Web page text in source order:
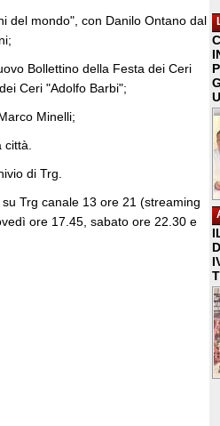
del mondo", con Danilo Ontano dal
Bollettino della Festa dei Ceri
Ceri "Adolfo Barbi";
Minelli;
di Trg.
Trg canale 13 ore 21 (streaming
ore 17.45, sabato ore 22.30 e